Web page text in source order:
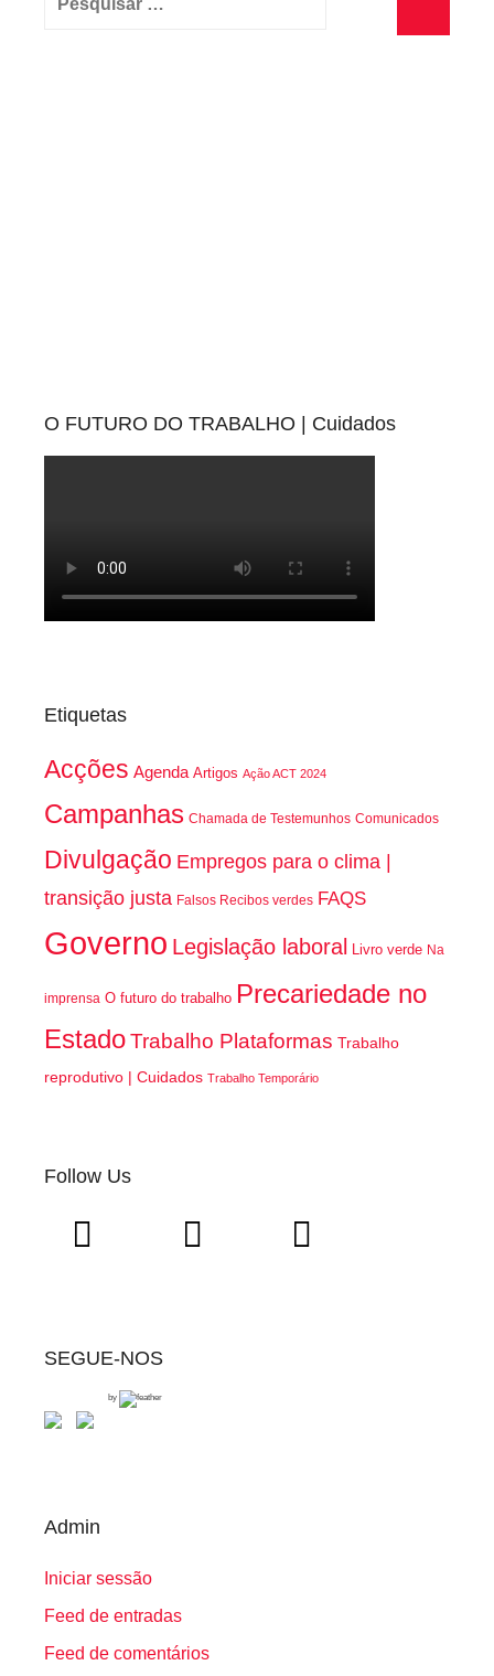
O FUTURO DO TRABALHO | Cuidados
Etiquetas
Acções Agenda Artigos Ação ACT 2024
Campanhas Chamada de Testemunhos Comunicados
Divulgação Empregos para o clima |
transição justa Falsos Recibos verdes FAQS
Governo Legislação laboral Livro verde Na
imprensa O futuro do trabalho Precariedade no
EstadoTrabalho Plataformas Trabalho
reprodutivo | Cuidados Trabalho Temporário
Follow Us
SEGUE-NOS
by
Admin
Iniciar sessão
Feed de entradas
Feed de comentários